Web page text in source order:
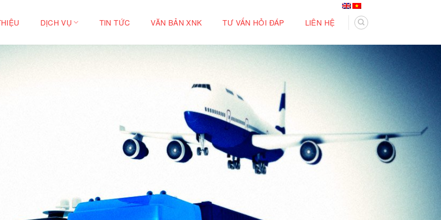
DỊCH VỤ TIN TỨC VĂN BẢN XNK TƯ VẤN HỎI ĐÁP LIÊN HỆ